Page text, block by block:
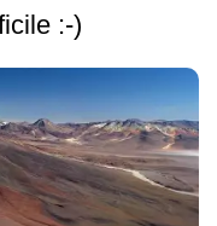
:-)